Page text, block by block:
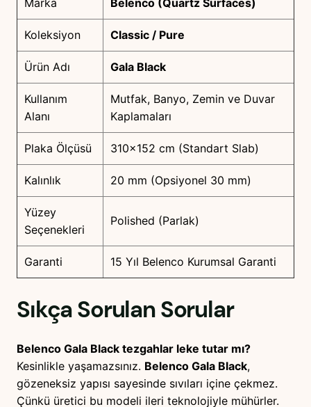
Marka Belenco (Quartz Surfaces)
Koleksiyon Classic / Pure
Ürün Adı Gala Black
Kullanım
Alanı
Mutfak, Banyo, Zemin ve Duvar
Kaplamaları
Plaka Ölçüsü 310×152 cm (Standart Slab)
Kalınlık 20 mm (Opsiyonel 30 mm)
Yüzey
Seçenekleri
Polished (Parlak)
Garanti 15 Yıl Belenco Kurumsal Garanti
Sıkça Sorulan Sorular
Belenco Gala Black tezgahlar leke tutar mı?
Kesinlikle yaşamazsınız. Belenco Gala Black,
gözeneksiz yapısı sayesinde sıvıları içine çekmez.
Çünkü üretici bu modeli ileri teknolojiyle mühürler.